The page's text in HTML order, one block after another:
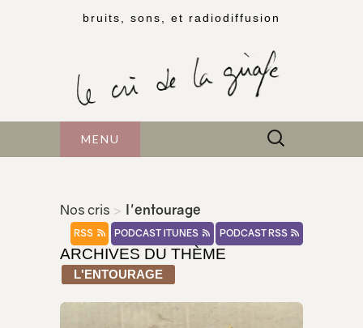
bruits, sons, et radiodiffusion
MENU Rechercher :
Nos cris > l'entourage
PODCAST RSS
PODCAST ITUNES
RSS
ARCHIVES DU THÈME
L'ENTOURAGE